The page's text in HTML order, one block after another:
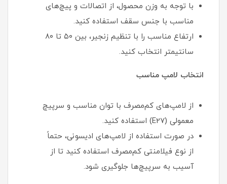
با توجه به وزن محصول، از اتصالات و پیچ‌های
مناسب با جنس سقف استفاده کنید.
ارتفاع مناسب را با تنظیم زنجیر، بین ۵۰ تا ۸۰
سانتیمتر انتخاب کنید.
انتخاب لامپ مناسب
از لامپ‌های کم‌مصرف با توان مناسب و سرپیچ
معمولی (E27) استفاده کنید.
در صورت استفاده از لامپ‌های ادیسونی، حتماً
از نوع فیلامنتی کم‌مصرف استفاده کنید تا از
آسیب به سرپیچ‌ها جلوگیری شود.